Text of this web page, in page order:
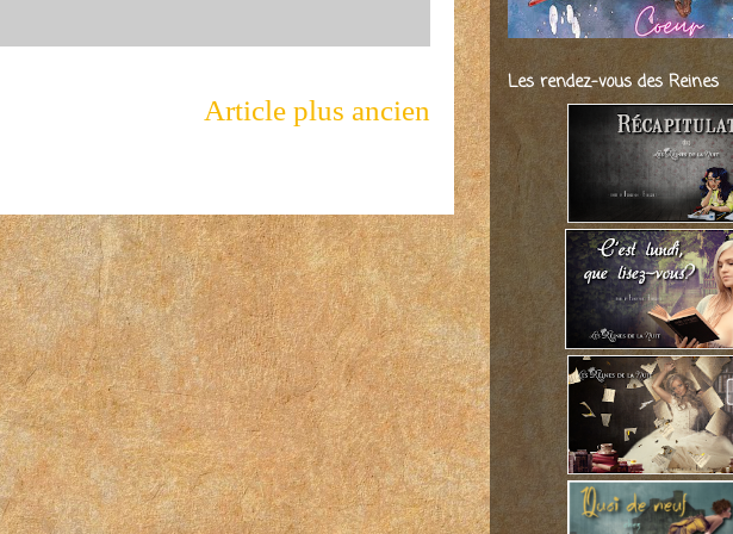
Article plus ancien
Les rendez-vous des Reines